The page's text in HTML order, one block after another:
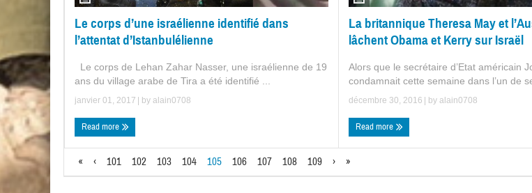
Le corps d’une israélienne identifié dans
l’attentat d’Istanbulélienne
Le corps de Lehan Zahar Nasser, une israélienne de 19
ans du village arabe de Tira a été identifié ...
janvier 01, 2017 | by alain0708
Read more
La britannique Theresa May et
lâchent Obama et Kerry sur Israël
Alors que le secrétaire d’Etat américain
condamnait cette semaine dans l’un de
décembre 30, 2016 | by alain0708
Read more
« ‹ 101 102 103 104 105 106 107 108 109 › »